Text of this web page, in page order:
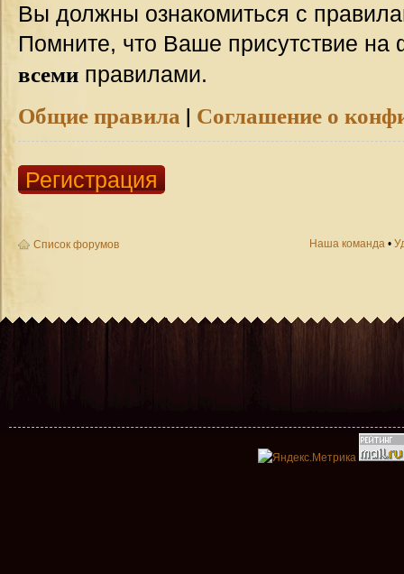
Вы должны ознакомиться с
Помните, что Ваше присутствие на
всеми правилами.
Общие правила | Соглашение о
Регистрация
Список форумов Наша команда •